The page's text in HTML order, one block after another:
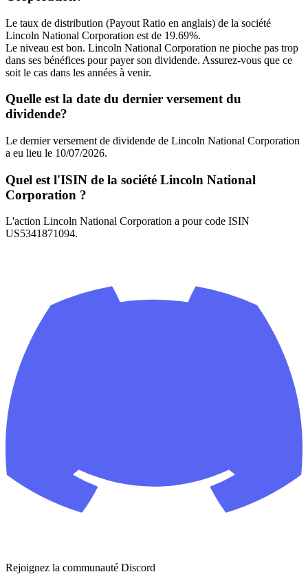
Le taux de distribution (Payout Ratio en anglais) de la société
Lincoln National Corporation est de 19.69%.
Le niveau est bon. Lincoln National Corporation ne pioche pas trop
dans ses bénéfices pour payer son dividende. Assurez-vous que ce
soit le cas dans les années à venir.
Quelle est la date du dernier versement du
dividende?
Le dernier versement de dividende de Lincoln National Corporation
a eu lieu le 10/07/2026.
Quel est l'ISIN de la société Lincoln National
Corporation ?
L'action Lincoln National Corporation a pour code ISIN
US5341871094.
Rejoignez la communauté Discord